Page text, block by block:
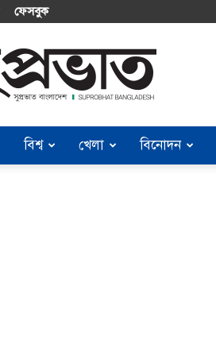
ফেসবুক
Suprobhat
বিশ্ব খেলা বিনোদন